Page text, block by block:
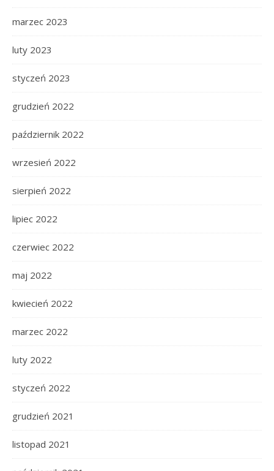
marzec 2023
luty 2023
styczeń 2023
grudzień 2022
październik 2022
wrzesień 2022
sierpień 2022
lipiec 2022
czerwiec 2022
maj 2022
kwiecień 2022
marzec 2022
luty 2022
styczeń 2022
grudzień 2021
listopad 2021